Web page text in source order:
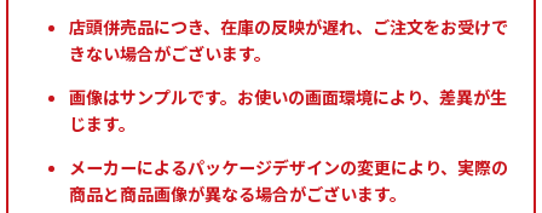
店頭併売品につき、在庫の反映が遅れ、ご注文をお受けで
きない場合がございます。
画像はサンプルです。お使いの画面環境により、差異が生
じます。
メーカーによるパッケージデザインの変更により、実際の
商品と商品画像が異なる場合がございます。